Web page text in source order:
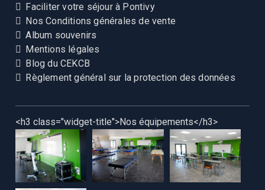
Faciliter votre séjour à Pontivy
Nos Conditions générales de vente
Album souvenirs
Mentions légales
Blog du CEKCB
Règlement général sur la protection des données
<h3 class="widget-title">Nos équipements</h3>